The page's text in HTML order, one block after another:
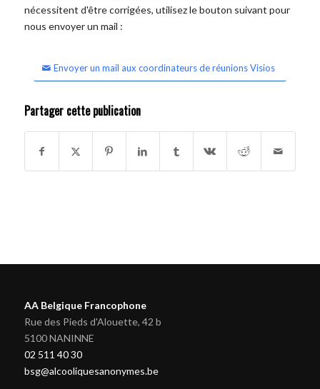
nécessitent d'être corrigées, utilisez le bouton suivant pour
nous envoyer un mail :
Envoyer un mail aux coordinateurs de réunions Visios
Partager cette publication
AA Belgique Francophone
Rue des Pieds d'Alouette, 42 b
5100 NANINNE
02 511 40 30
bsg@alcooliquesanonymes.be